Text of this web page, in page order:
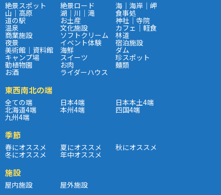
絶景スポット 絶景ロード 海｜海岸｜岬
山｜高原 湖｜川｜滝 食事処
道の駅 お土産 神社｜寺院
温泉 文化施設 カフェ｜軽食
商業施設 ソフトクリーム 林道
夜景 イベント体験 宿泊施設
美術館｜資料館 海鮮 ダム
キャンプ場 スイーツ 珍スポット
動植物園 お肉 麺類
お酒 ライダーハウス
東西南北の端
全ての端 日本4端 日本本土4端
北海道4端 本州4端 四国4端
九州4端
季節
春にオススメ 夏にオススメ 秋にオススメ
冬にオススメ 年中オススメ
施設
屋内施設 屋外施設